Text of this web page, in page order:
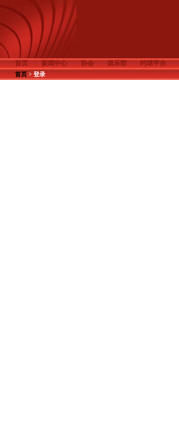
首页 新闻中心 协会 俱乐部 约球平台
首页>登录